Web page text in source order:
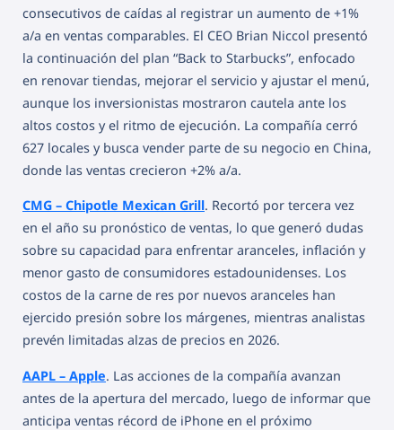
consecutivos de caídas al registrar un aumento de +1%
a/a en ventas comparables. El CEO Brian Niccol presentó
la continuación del plan “Back to Starbucks”, enfocado
en renovar tiendas, mejorar el servicio y ajustar el menú,
aunque los inversionistas mostraron cautela ante los
altos costos y el ritmo de ejecución. La compañía cerró
627 locales y busca vender parte de su negocio en China,
donde las ventas crecieron +2% a/a.
CMG – Chipotle Mexican Grill. Recortó por tercera vez
en el año su pronóstico de ventas, lo que generó dudas
sobre su capacidad para enfrentar aranceles, inflación y
menor gasto de consumidores estadounidenses. Los
costos de la carne de res por nuevos aranceles han
ejercido presión sobre los márgenes, mientras analistas
prevén limitadas alzas de precios en 2026.
AAPL – Apple. Las acciones de la compañía avanzan
antes de la apertura del mercado, luego de informar que
anticipa ventas récord de iPhone en el próximo